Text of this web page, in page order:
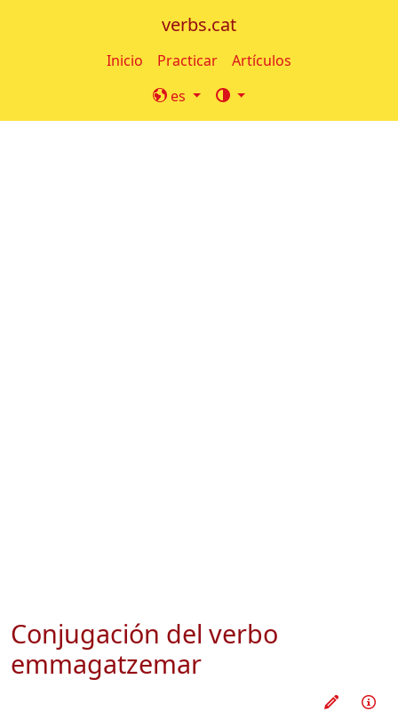
verbs.cat
Inicio Practicar
Artículos
es
Conjugación del verbo
emmagatzemar